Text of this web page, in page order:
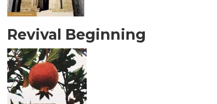
Revival Beginning